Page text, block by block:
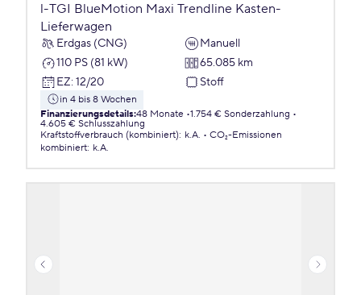
l-TGI BlueMotion Maxi Trendline Kasten-
Lieferwagen
Erdgas (CNG)
Manuell
110 PS (81 kW)
65.085 km
EZ: 12/20 Stoff
in 4 bis 8 Wochen
Finanzierungsdetails:48 Monate 1.754 € Sonderzahlung
4.605 € Schlusszahlung
Kraftstoffverbrauch (kombiniert): k.A.
CO₂-Emissionen
kombiniert: k.A.